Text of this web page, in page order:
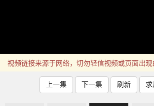
视频链接来源于网络，切勿轻信视频或页面出现
上一集 下一集 刷新 求